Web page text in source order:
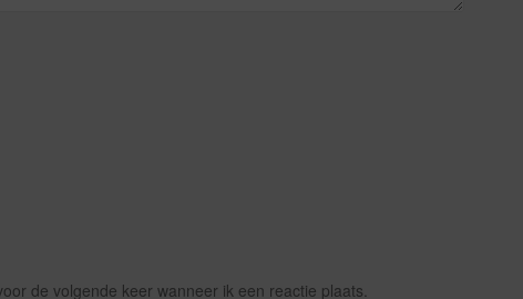
de volgende keer wanneer ik een reactie plaats.